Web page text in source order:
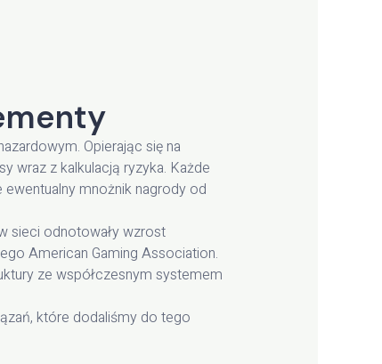
Opierając się na
wraz z kalkulacją ryzyka. Każde
mnożnik nagrody od
sieci odnotowały wzrost
American Gaming Association.
ze współczesnym systemem
które dodaliśmy do tego